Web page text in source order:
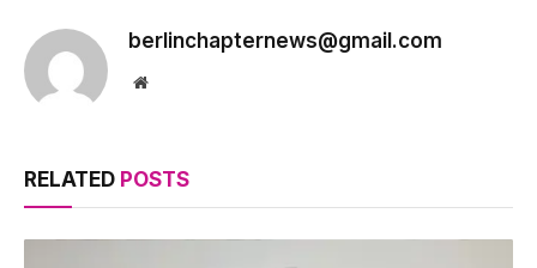
berlinchapternews@gmail.com
Website
RELATED POSTS